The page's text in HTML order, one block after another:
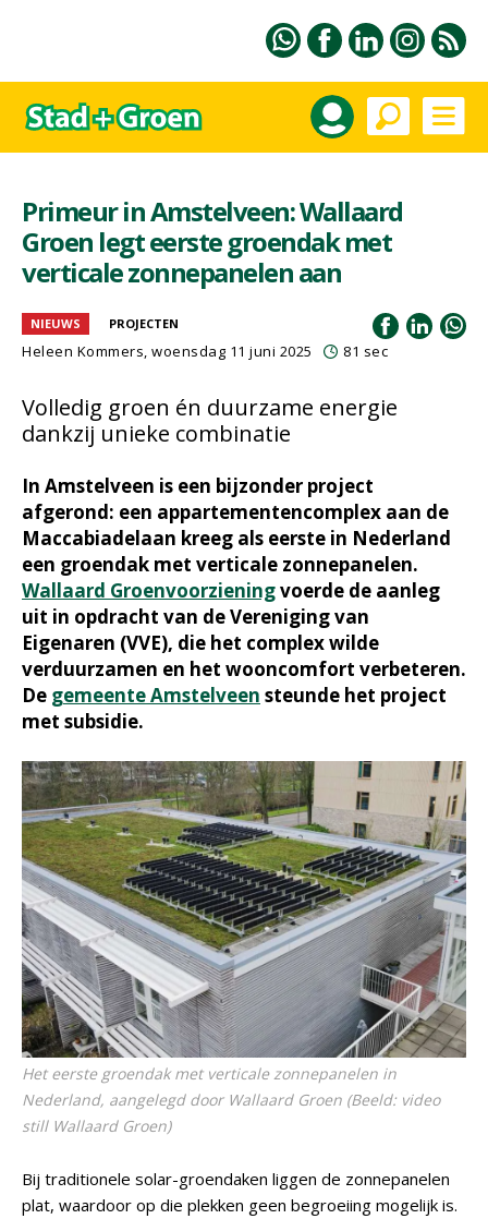
Primeur in Amstelveen: Wallaard
Groen legt eerste groendak met
verticale zonnepanelen aan
NIEUWS PROJECTEN
Heleen Kommers, woensdag 11 juni 2025 81 sec
Volledig groen én duurzame energie
dankzij unieke combinatie
In Amstelveen is een bijzonder project
afgerond: een appartementencomplex aan de
Maccabiadelaan kreeg als eerste in Nederland
een groendak met verticale zonnepanelen.
Wallaard Groenvoorzieningvoerde de aanleg
uit in opdracht van de Vereniging van
Eigenaren (VVE), die het complex wilde
verduurzamen en het wooncomfort verbeteren.
De gemeente Amstelveen steunde het project
met subsidie.
Het eerste groendak met verticale zonnepanelen in
Nederland, aangelegd door Wallaard Groen (Beeld: video
still Wallaard Groen)
Bij traditionele solar-groendaken liggen de zonnepanelen
plat, waardoor op die plekken geen begroeiing mogelijk is.